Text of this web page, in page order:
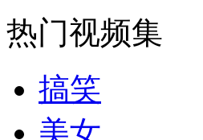
走！跟着总书记去植树
消防员救轻生者
热门视频集
搞笑
美女